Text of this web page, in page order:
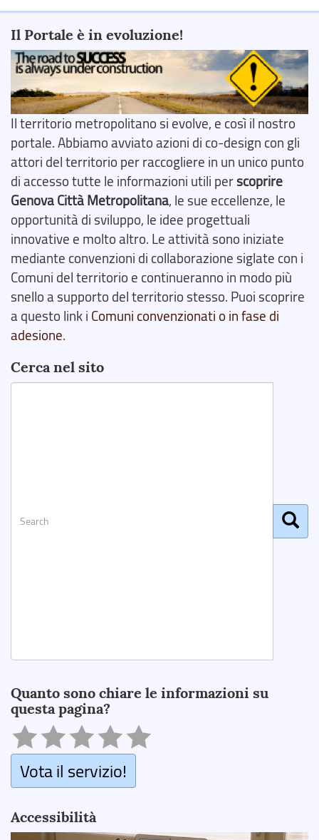
Il Portale è in evoluzione!
Il territorio metropolitano si evolve, e così il nostro
portale. Abbiamo avviato azioni di co-design con gli
attori del territorio per raccogliere in un unico punto
di accesso tutte le informazioni utili perscoprire
Genova Città Metropolitana, le sue eccellenze, le
opportunità di sviluppo, le idee progettuali
innovative e molto altro. Le attività sono iniziate
mediante convenzioni di collaborazione siglate con i
Comuni del territorio e continueranno in modo più
snello a supporto del territorio stesso. Puoi scoprire
a questo link i Comuni convenzionati o in fase di
adesione.
Cerca nel sito
Quanto sono chiare le informazioni su
questa pagina?
Vota il servizio!
Accessibilità